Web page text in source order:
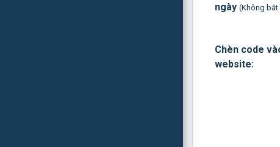
ngày (Không bắt
Chèn code
website: